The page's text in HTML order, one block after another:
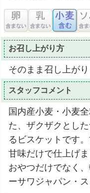
お召し上がり方
そのまま召し上がり
スタッフコメント
国内産小麦・小麦
た、ザクザクとし
るビスケットです
甘味だけで仕上げ
おやつだけでなく
ーサワジャパン・ス